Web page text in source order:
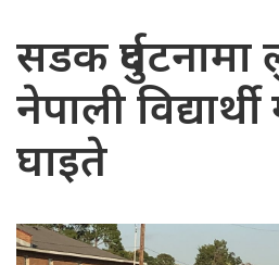
सडक दुर्घटनामा
नेपाली
घाइते